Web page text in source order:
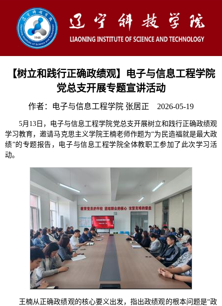
【树立和践行正确政绩观】电子与信息工程学院
党总支开展专题宣讲活动
作者：电子与信息工程学院 张居正 2026-05-19
5月13日，电子与信息工程学院党总支开展树立和践行正确政绩观
学习教育，邀请马克思主义学院王楠老师作题为“为民造福就是最大政
绩”的专题报告，电子与信息工程学院全体教职工参加了此次学习活
动。
王楠从正确政绩观的核心要义出发，指出政绩观的根本问题是“政